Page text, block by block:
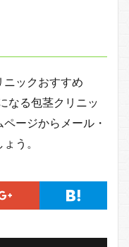
ックおすすめ
なる包茎クリニッ
ージからメール・
う。